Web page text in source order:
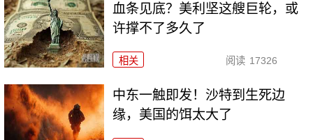
血条见底？美利坚这艘巨轮，或
许撑不了多久了
相关 阅读 17326
中东一触即发！沙特到生死边
缘，美国的饵太大了